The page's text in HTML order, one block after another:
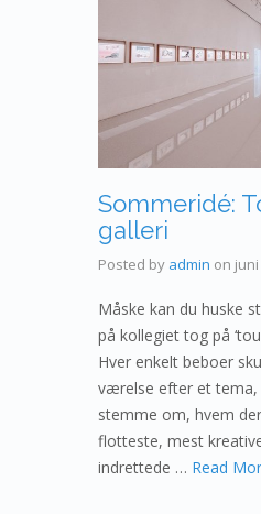
Sommeridé:
galleri
Posted by admin on juni
Måske kan du huske
på kollegiet tog på
Hver enkelt beboer
værelse efter et tema,
stemme om, hvem
flotteste, mest
indrettede … Read